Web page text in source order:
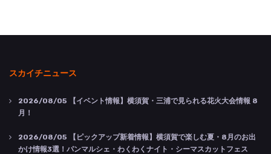
スカイチニュース
2026/08/05 【イベント情報】横須賀・三浦で見られる花火大会情報 8
月！
2026/08/05 【ピックアップ新着情報】横須賀で楽しむ夏・8月のお出
かけ情報3選！パンマルシェ・わくわくナイト・シーマスカットフェス